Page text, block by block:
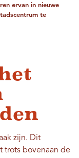
ervan in nieuwe
te
zijn. Dit
trots bovenaan de